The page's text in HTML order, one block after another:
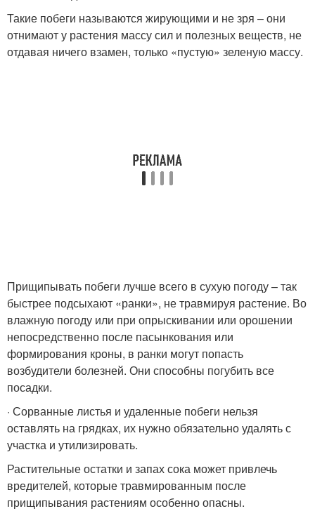
Такие побеги называются жирующими и не зря – они
отнимают у растения массу сил и полезных веществ, не
отдавая ничего взамен, только «пустую» зеленую массу.
Прищипывать побеги лучше всего в сухую погоду – так
быстрее подсыхают «ранки», не травмируя растение. Во
влажную погоду или при опрыскивании или орошении
непосредственно после пасынкования или
формирования кроны, в ранки могут попасть
возбудители болезней. Они способны погубить все
посадки.
· Сорванные листья и удаленные побеги нельзя
оставлять на грядках, их нужно обязательно удалять с
участка и утилизировать.
Растительные остатки и запах сока может привлечь
вредителей, которые травмированным после
прищипывания растениям особенно опасны.